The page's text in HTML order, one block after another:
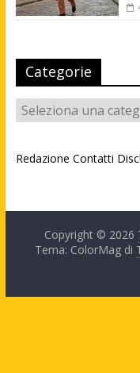
Categorie
Categorie
Redazione Contatti
Copyright © 2026
Tema: ColorMag di